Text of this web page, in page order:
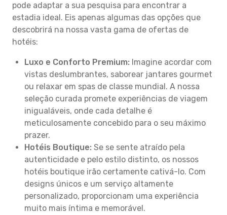
pode adaptar a sua pesquisa para encontrar a
estadia ideal. Eis apenas algumas das opções que
descobrirá na nossa vasta gama de ofertas de
hotéis:
Luxo e Conforto Premium: Imagine acordar com
vistas deslumbrantes, saborear jantares gourmet
ou relaxar em spas de classe mundial. A nossa
seleção curada promete experiências de viagem
inigualáveis, onde cada detalhe é
meticulosamente concebido para o seu máximo
prazer.
Hotéis Boutique: Se se sente atraído pela
autenticidade e pelo estilo distinto, os nossos
hotéis boutique irão certamente cativá-lo. Com
designs únicos e um serviço altamente
personalizado, proporcionam uma experiência
muito mais íntima e memorável.